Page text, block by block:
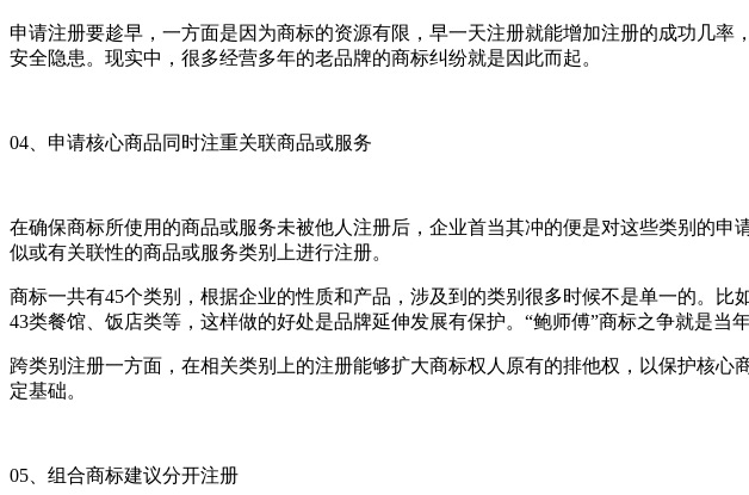
申请注册要趁早，一方面是因为商标的资源有限，早一天注册就能增加注册的成功几
安全隐患。现实中，很多经营多年的老品牌的商标纠纷就是因此而起。
04、申请核心商品同时注重关联商品或服务
在确保商标所使用的商品或服务未被他人注册后，企业首当其冲的便是对这些类别的
似或有关联性的商品或服务类别上进行注册。
商标一共有45个类别，根据企业的性质和产品，涉及到的类别很多时候不是单一的。比
43类餐馆、饭店类等，这样做的好处是品牌延伸发展有保护。“鲍师傅”商标之争就是当
跨类别注册一方面，在相关类别上的注册能够扩大商标权人原有的排他权，以保护核
定基础。
05、组合商标建议分开注册